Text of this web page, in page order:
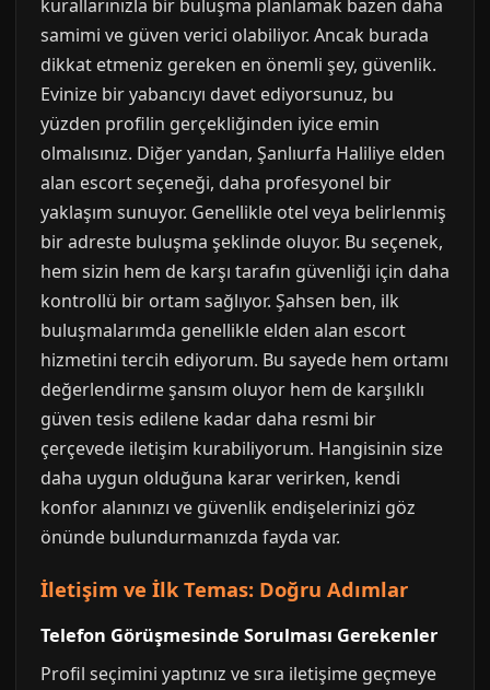
kurallarınızla bir buluşma planlamak bazen daha
samimi ve güven verici olabiliyor. Ancak burada
dikkat etmeniz gereken en önemli şey, güvenlik.
Evinize bir yabancıyı davet ediyorsunuz, bu
yüzden profilin gerçekliğinden iyice emin
olmalısınız. Diğer yandan, Şanlıurfa Haliliye elden
alan escort seçeneği, daha profesyonel bir
yaklaşım sunuyor. Genellikle otel veya belirlenmiş
bir adreste buluşma şeklinde oluyor. Bu seçenek,
hem sizin hem de karşı tarafın güvenliği için daha
kontrollü bir ortam sağlıyor. Şahsen ben, ilk
buluşmalarımda genellikle elden alan escort
hizmetini tercih ediyorum. Bu sayede hem ortamı
değerlendirme şansım oluyor hem de karşılıklı
güven tesis edilene kadar daha resmi bir
çerçevede iletişim kurabiliyorum. Hangisinin size
daha uygun olduğuna karar verirken, kendi
konfor alanınızı ve güvenlik endişelerinizi göz
önünde bulundurmanızda fayda var.
İletişim ve İlk Temas: Doğru Adımlar
Telefon Görüşmesinde Sorulması Gerekenler
Profil seçimini yaptınız ve sıra iletişime geçmeye